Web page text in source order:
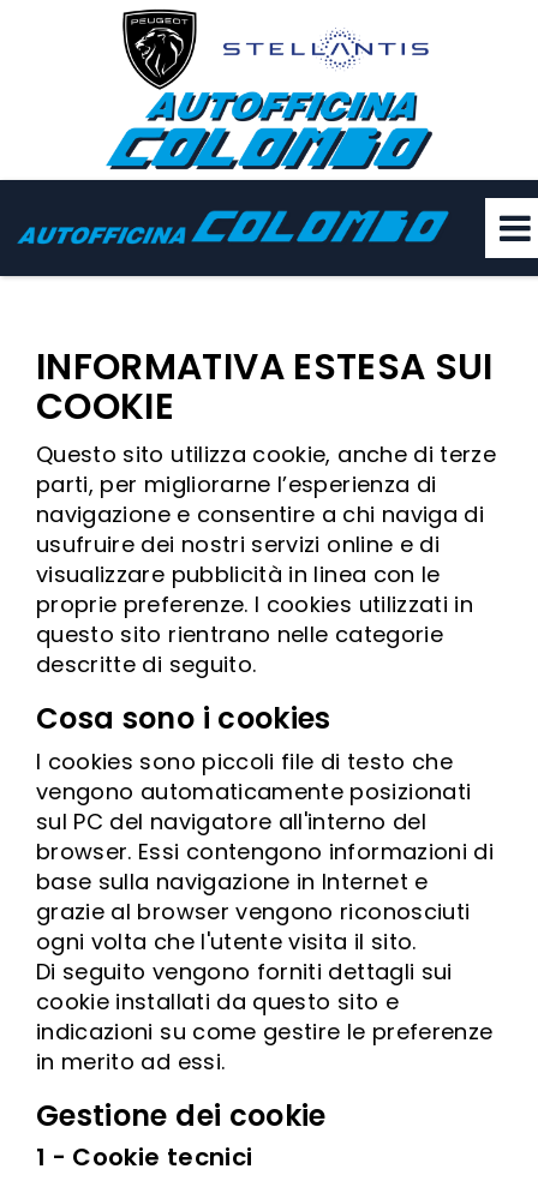
INFORMATIVA ESTESA SUI
COOKIE
Questo sito utilizza cookie, anche di terze
parti, per migliorarne l’esperienza di
navigazione e consentire a chi naviga di
usufruire dei nostri servizi online e di
visualizzare pubblicità in linea con le
proprie preferenze. I cookies utilizzati in
questo sito rientrano nelle categorie
descritte di seguito.
Cosa sono i cookies
I cookies sono piccoli file di testo che
vengono automaticamente posizionati
sul PC del navigatore all'interno del
browser. Essi contengono informazioni di
base sulla navigazione in Internet e
grazie al browser vengono riconosciuti
ogni volta che l'utente visita il sito.
Di seguito vengono forniti dettagli sui
cookie installati da questo sito e
indicazioni su come gestire le preferenze
in merito ad essi.
Gestione dei cookie
1 - Cookie tecnici